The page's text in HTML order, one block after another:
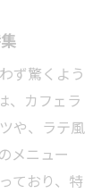
ず驚くよう
、カフェラ
や、ラテ風
メニュー
ており、特